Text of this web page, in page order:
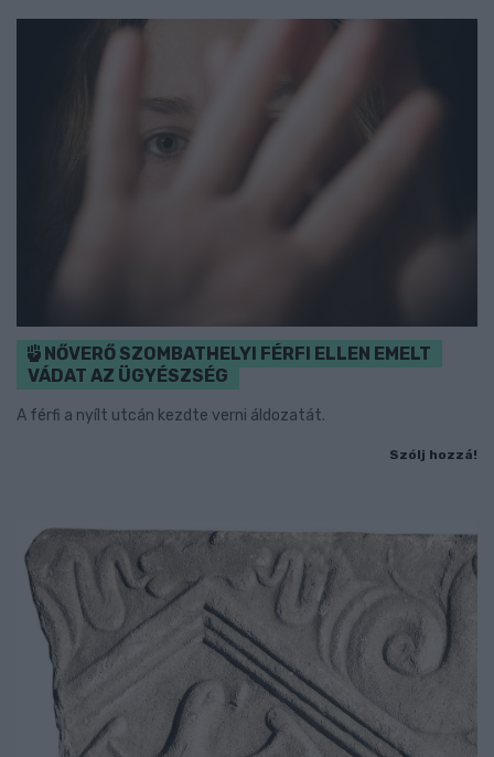
NŐVERŐ SZOMBATHELYI FÉRFI ELLEN EMELT
VÁDAT AZ ÜGYÉSZSÉG
A férfi a nyílt utcán kezdte verni áldozatát.
Szólj hozzá!